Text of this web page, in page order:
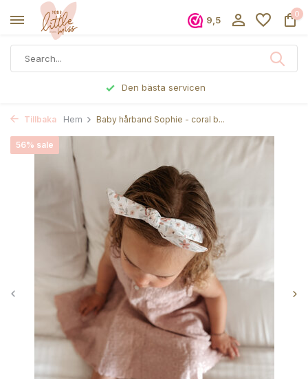
9,5
0
Den bästa servicen
Tillbaka Hem Baby hårband Sophie - coral b...
56% sale